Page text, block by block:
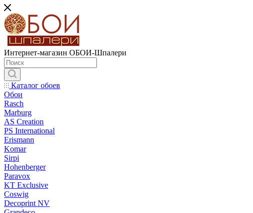
Интернет-магазин ОБОИ-Шпалери
Каталог обоев
Обои
Rasch
Marburg
AS Creation
PS International
Erismann
Komar
Sirpi
Hohenberger
Paravox
KT Exclusive
Coswig
Decoprint NV